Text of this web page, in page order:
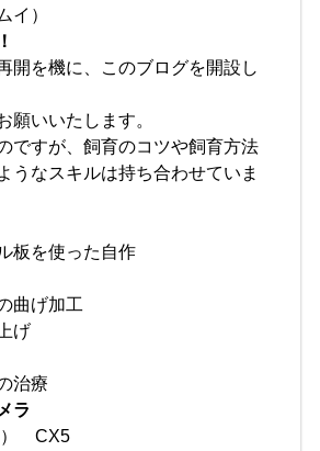
イ）
開を機に、このブログを開設し
願いいたします。
ですが、飼育のコツや飼育方法
うなスキルは持ち合わせていま
板を使った自作
曲げ加工
げ
治療
ラ
） CX5